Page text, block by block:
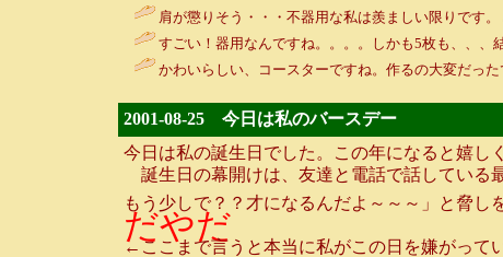
肩が懲りそう・・・不器用な私は羨ましい限りです。
すごい！器用なんですね。。。。しかも5枚も、、、
かわいらしい、コースターですね。作るの大変だっ
2001-08-25 今日は私のバースデー
今日は私の誕生日でした。この年になると嬉し
誕生日の幕開けは、友達と電話で話している
もう少しで？？才になるんだよ～～～」と脅し
だやだ
←ここまで言うと本当に私がこの日を嫌がって